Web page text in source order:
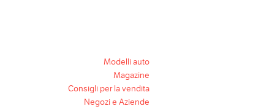
Modelli auto
Magazine
Consigli per la vendita
Negozi e Aziende